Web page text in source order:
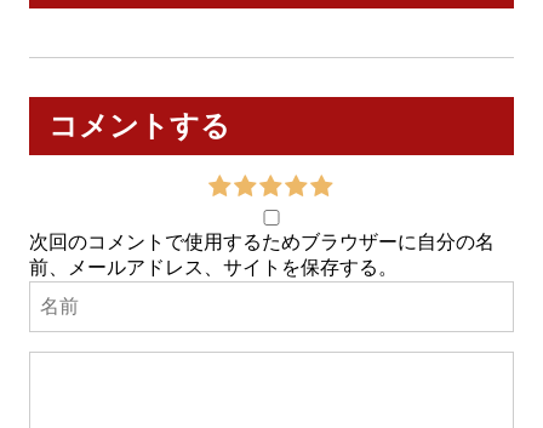
コメントする
次回のコメントで使用するためブラウザーに自分の名
前、メールアドレス、サイトを保存する。